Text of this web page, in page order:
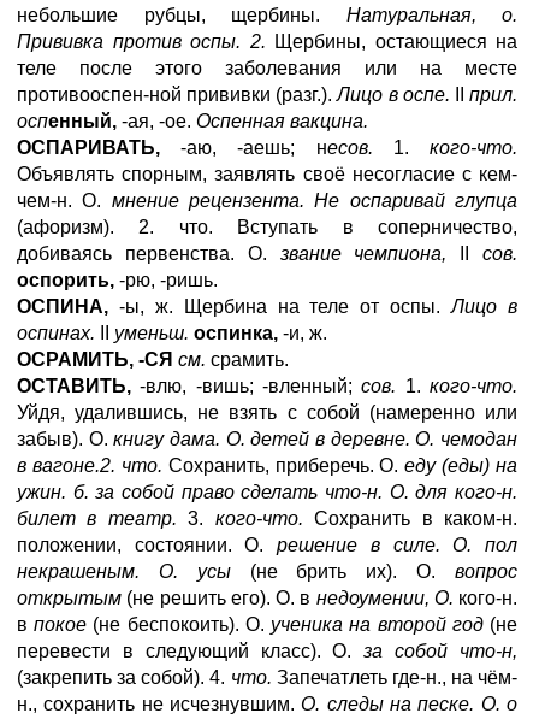
небольшие рубцы, щербины. Натуральная, о.
Прививка против оспы. 2.
Щербины, остающиеся на
теле после этого заболевания или на месте
противооспен-ной прививки (разг.).Лицо в оспе. IIприл.
оспенный, -ая, -ое. Оспенная вакцина.
ОСПАРИВАТЬ, -аю, -аешь; несов. 1.кого-что.
Объявлять спорным, заявлять своё несогласие с кем-
чем-н. О. мнение рецензента. Не оспаривай глупца
(афоризм). 2. чтo. Вступать в соперничество,
добиваясь первенства. О. звание чемпиона, IIсов.
оспорить, -рю, -ришь.
ОСПИНА, -ы, ж. Щербина на теле от оспы.Лицо в
оспинах.
уменьш. оспинка, -и, ж.
ОСРАМИТЬ, -СЯ см. срамить.
ОСТАВИТЬ, -влю, -вишь; -вленный;сов. 1.кого-что.
Уйдя, удалившись, не взять с собой (намеренно или
забыв). О.книгу дама. О. детей в деревне. О. чемодан
в вагоне.2. что. Сохранить, приберечь. О.еду (еды) на
ужин. б. за собой право сделать что-н. О. для кого-н.
билет в театр. 3. кого-что. Сохранить в каком-н.
положении, состоянии. О.решение в силе. О. пол
некрашеным. О. усы(не брить их). О.вопрос
открытым (не решить его). О. в недоумении, О. кого-н.
впокое (не беспокоить). О. ученика на второй год(не
перевести в следующий класс). О.за собой что-н,
(закрепить за собой). 4. что. Запечатлеть где-н., на чём-
н., сохранить не исчезнувшим.О. следы на песке. О. о